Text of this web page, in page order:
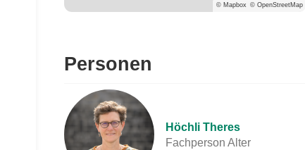
© Mapbox © OpenStreetMap
Personen
Höchli Theres
Fachperson Alter